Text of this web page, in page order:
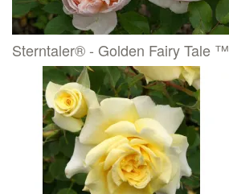
Sterntaler® - Golden Fairy Tale ™